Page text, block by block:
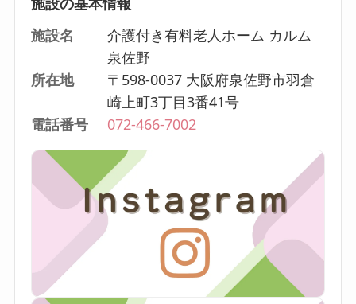
施設名
介護付き有料老人ホーム カルム
泉佐野
所在地
〒598-0037 大阪府泉佐野市羽倉
崎上町3丁目3番41号
電話番号
072-466-7002